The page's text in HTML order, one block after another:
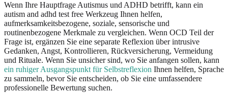
Wenn Ihre Hauptfrage Autismus und ADHD betrifft, kann ein
autism and adhd test free Werkzeug Ihnen helfen,
aufmerksamkeitsbezogene, soziale, sensorische und
routinenbezogene Merkmale zu vergleichen. Wenn OCD Teil der
Frage ist, ergänzen Sie eine separate Reflexion über intrusive
Gedanken, Angst, Kontrollieren, Rückversicherung, Vermeidung
und Rituale. Wenn Sie unsicher sind, wo Sie anfangen sollen, kann
ein ruhiger Ausgangspunkt für Selbstreflexion Ihnen helfen, Sprache
zu sammeln, bevor Sie entscheiden, ob Sie eine umfassendere
professionelle Bewertung suchen.